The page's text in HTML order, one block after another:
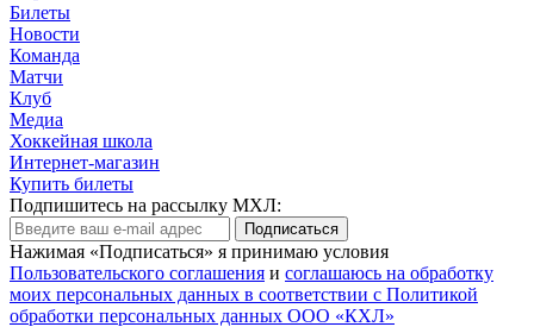
Билеты
Новости
Команда
Матчи
Клуб
Медиа
Хоккейная школа
Интернет-магазин
Купить билеты
Подпишитесь на рассылку МХЛ:
Подписаться
Нажимая «Подписаться» я принимаю условия
Пользовательского соглашения и соглашаюсь на обработку
моих персональных данных в соответствии с Политикой
обработки персональных данных ООО «КХЛ»